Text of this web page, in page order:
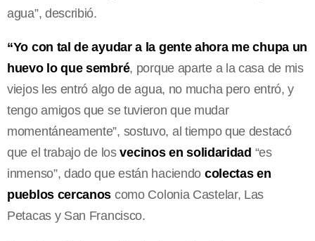
agua”, describió.
“Yo con tal de ayudar a la gente ahora me chupa un
huevo lo que sembré, porque aparte a la casa de mis
viejos les entró algo de agua, no mucha pero entró, y
tengo amigos que se tuvieron que mudar
momentáneamente”, sostuvo, al tiempo que destacó
que el trabajo de losvecinos en solidaridad “es
inmenso”, dado que están haciendo colectas en
pueblos cercanos como Colonia Castelar, Las
Petacas y San Francisco.